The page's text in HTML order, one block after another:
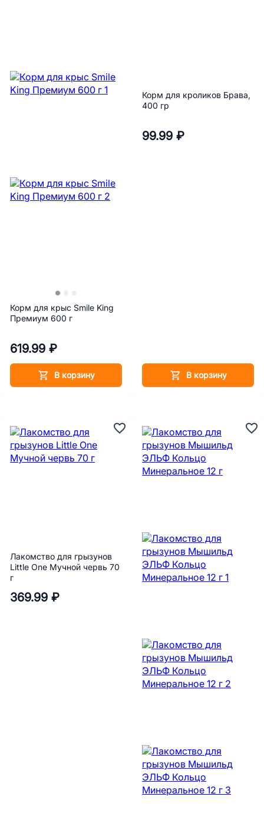
Корм для крыс Smile King
Премиум 600 г
619.99 ₽
В корзину
Корм для кроликов Брава,
400 гр
99.99 ₽
В корзину
Лакомство для грызунов
Little One Мучной червь 70
г
369.99 ₽